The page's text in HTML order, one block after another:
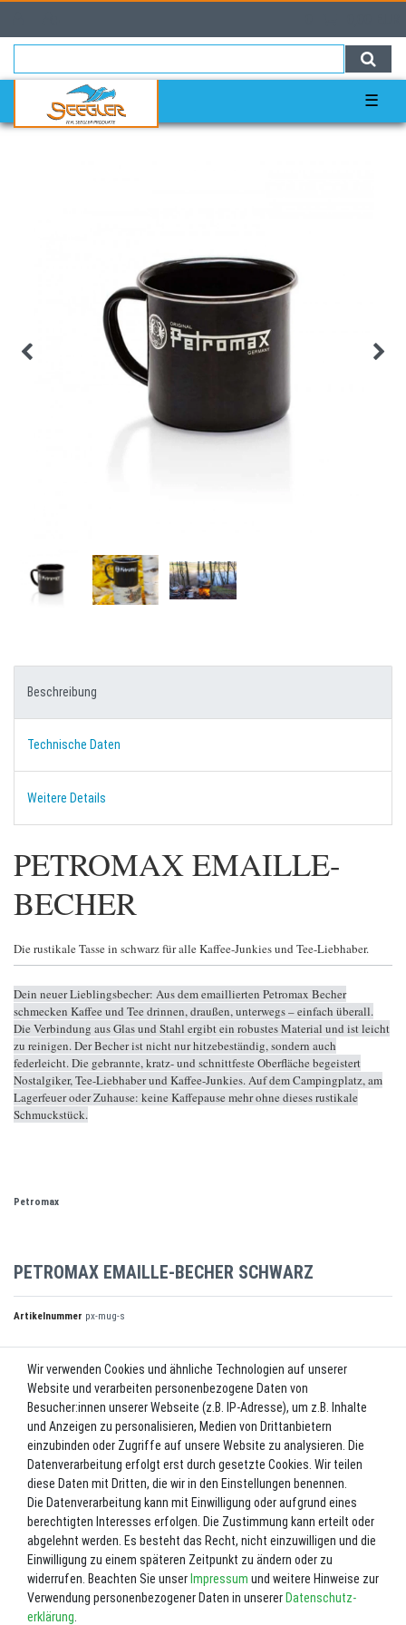
☰
Beschreibung
Technische Daten
Weitere Details
PETROMAX EMAILLE-
BECHER
Die rustikale Tasse in schwarz für alle Kaffee-Junkies und Tee-Liebhaber.
Dein neuer Lieblingsbecher: Aus dem emaillierten Petromax Becher
schmecken Kaffee und Tee drinnen, draußen, unterwegs – einfach überall.
Die Verbindung aus Glas und Stahl ergibt ein robustes Material und ist leicht
zu reinigen. Der Becher ist nicht nur hitzebeständig, sondern auch
federleicht. Die gebrannte, kratz- und schnittfeste Oberfläche begeistert
Nostalgiker, Tee-Liebhaber und Kaffee-Junkies. Auf dem Campingplatz, am
Lagerfeuer oder Zuhause: keine Kaffepause mehr ohne dieses rustikale
Schmuckstück.
Petromax
PETROMAX EMAILLE-BECHER SCHWARZ
Artikelnummer px-mug-s
UVP 10,99 €
9,89 EUR*
Lieferzeit ca. 2-3 Werktage.
In den Warenkorb
Wunschliste
* inkl. ges. MwSt. zzgl. Versandkosten
Wir verwenden Cookies und ähnliche Technologien auf unserer
Website und verarbeiten personenbezogene Daten von
Besucher:innen unserer Webseite (z.B. IP-Adresse), um z.B. Inhalte
und Anzeigen zu personalisieren, Medien von Drittanbietern
einzubinden oder Zugriffe auf unsere Website zu analysieren. Die
Datenverarbeitung erfolgt erst durch gesetzte Cookies. Wir teilen
diese Daten mit Dritten, die wir in den Einstellungen benennen.
Die Datenverarbeitung kann mit Einwilligung oder aufgrund eines
berechtigten Interesses erfolgen. Die Zustimmung kann erteilt oder
abgelehnt werden. Es besteht das Recht, nicht einzuwilligen und die
Einwilligung zu einem späteren Zeitpunkt zu ändern oder zu
widerrufen. Beachten Sie unser Impressum und weitere Hinweise zur
Verwendung personenbezogener Daten in unserer Daten­schutz­
erklärung